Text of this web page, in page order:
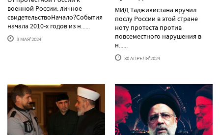
военной России: личное
свидетельствоНачало?События
начала 2010-х годов из н......
3 МАЯ'2024
МИД Таджикистана вручил
послу России в этой стране
ноту протеста против
повсеместного нарушения в
н......
30 АПРЕЛЯ'2024